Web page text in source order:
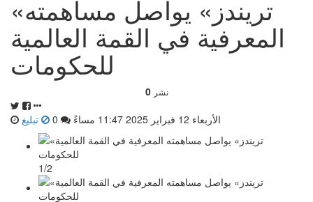
«تريندز» يواصل مساهمته
المعرفية في القمة العالمية
للحكومات
0 نشر
الأربعاء 12 فبراير 2025 11:47 مساءً تبليغ
1/2